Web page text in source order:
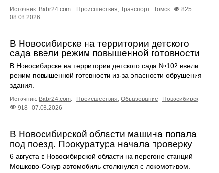
Источник: Babr24.com. Происшествия, Транспорт Томск
825
08.08.2026
В Новосибирске на территории детского
сада ввели режим повышенной готовности
В Новосибирске на территории детского сада №102 ввели
режим повышенной готовности из-за опасности обрушения
здания.
Источник: Babr24.com. Происшествия, Образование
Новосибирск
918
07.08.2026
В Новосибирской области машина попала
под поезд. Прокуратура начала проверку
6 августа в Новосибирской области на перегоне станций
Мошково-Сокур автомобиль столкнулся с локомотивом.